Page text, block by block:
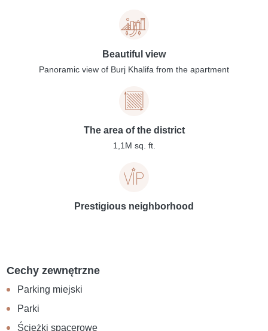
Beautiful view
Panoramic view of Burj Khalifa from the apartment
The area of the district
1,1M sq. ft.
Prestigious neighborhood
Cechy zewnętrzne
Parking miejski
Parki
Ścieżki spacerowe